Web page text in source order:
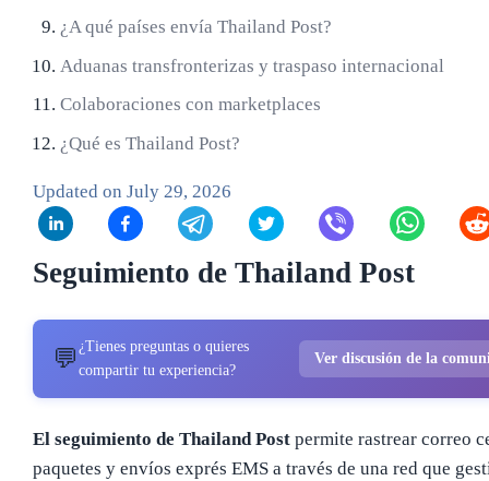
¿A qué países envía Thailand Post?
Aduanas transfronterizas y traspaso internacional
Colaboraciones con marketplaces
¿Qué es Thailand Post?
Updated on July 29, 2026
Seguimiento de Thailand Post
💬 ¿Tienes preguntas o quieres
compartir tu experiencia?
Ver discusión de la
El seguimiento de Thailand Postpermite rastrear correo
paquetes y envíos exprés EMS a través de una red que